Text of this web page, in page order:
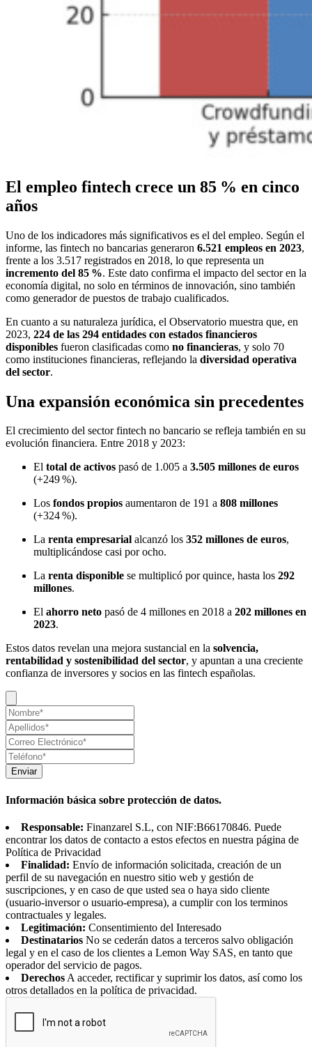
El empleo fintech crece un 85 % en cinco
años
Uno de los indicadores más significativos es el del empleo. Según el
informe, las fintech no bancarias generaron 6.521 empleos en 2023,
frente a los 3.517 registrados en 2018, lo que representa un
incremento del 85 %. Este dato confirma el impacto del sector en la
economía digital, no solo en términos de innovación, sino también
como generador de puestos de trabajo cualificados.
En cuanto a su naturaleza jurídica, el Observatorio muestra que, en
2023, 224 de las 294 entidades con estados financieros
disponibles fueron clasificadas como no financieras, y solo 70
como instituciones financieras, reflejando la diversidad operativa
del sector.
Una expansión económica sin precedentes
El crecimiento del sector fintech no bancario se refleja también en su
evolución financiera. Entre 2018 y 2023:
El total de activos pasó de 1.005 a 3.505 millones de euros
(+249 %).
Los fondos propios aumentaron de 191 a 808 millones
(+324 %).
La renta empresarial alcanzó los 352 millones de euros,
multiplicándose casi por ocho.
La renta disponible se multiplicó por quince, hasta los 292
millones.
El ahorro neto pasó de 4 millones en 2018 a 202 millones en
2023.
Estos datos revelan una mejora sustancial en la solvencia,
rentabilidad y sostenibilidad del sector, y apuntan a una creciente
confianza de inversores y socios en las fintech españolas.
Enviar
Información básica sobre protección de datos.
Responsable: Finanzarel S.L, con NIF:B66170846. Puede
encontrar los datos de contacto a estos efectos en nuestra página de
Política de Privacidad
Finalidad: Envío de información solicitada, creación de un
perfil de su navegación en nuestro sitio web y gestión de
suscripciones, y en caso de que usted sea o haya sido cliente
(usuario-inversor o usuario-empresa), a cumplir con los terminos
contractuales y legales.
Legitimación: Consentimiento del Interesado
Destinatarios No se cederán datos a terceros salvo obligación
legal y en el caso de los clientes a Lemon Way SAS, en tanto que
operador del servicio de pagos.
Derechos A acceder, rectificar y suprimir los datos, así como los
otros detallados en la política de privacidad.